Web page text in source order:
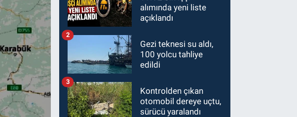
alımında yeni liste
açıklandı
Gezi teknesi su aldı,
100 yolcu tahliye
edildi
2
Kontrolden çıkan
otomobil dereye uçtu,
sürücü yaralandı
3